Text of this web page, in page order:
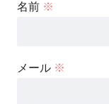
名前 ※
メール ※